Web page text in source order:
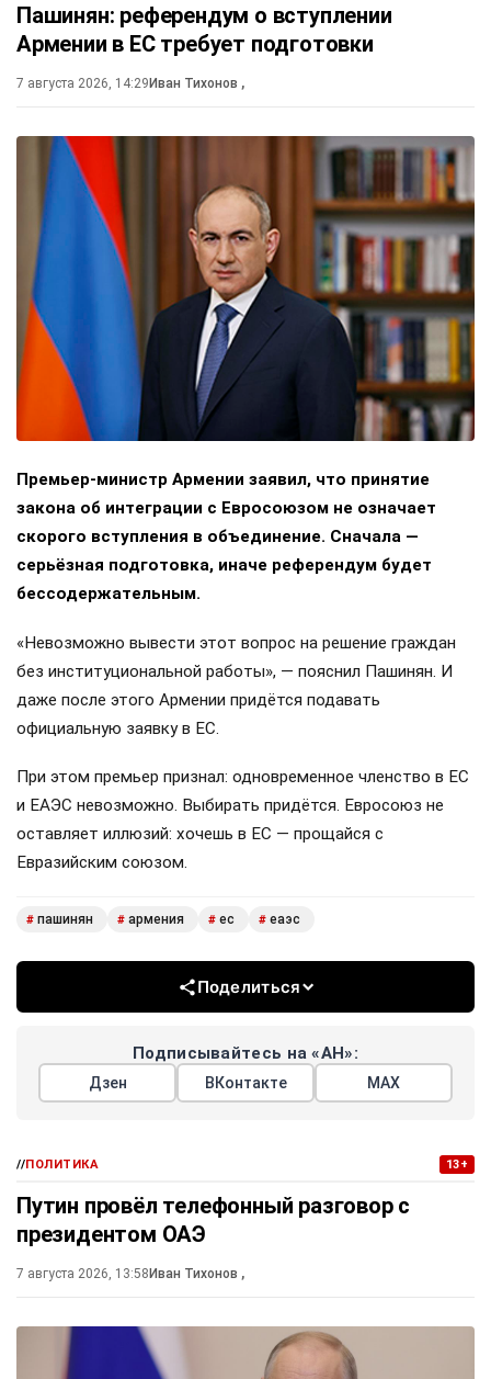
Пашинян: референдум о вступлении
Армении в ЕС требует подготовки
7 августа 2026, 14:29Иван Тихонов ,
Премьер-министр Армении заявил, что принятие
закона об интеграции с Евросоюзом не означает
скорого вступления в объединение. Сначала —
серьёзная подготовка, иначе референдум будет
бессодержательным.
«Невозможно вывести этот вопрос на решение граждан
без институциональной работы», — пояснил Пашинян. И
даже после этого Армении придётся подавать
официальную заявку в ЕС.
При этом премьер признал: одновременное членство в ЕС
и ЕАЭС невозможно. Выбирать придётся. Евросоюз не
оставляет иллюзий: хочешь в ЕС — прощайся с
Евразийским союзом.
# пашинян # армения # ес # еаэс
Поделиться
Подписывайтесь на «АН»:
Дзен ВКонтакте МАХ
//ПОЛИТИКА 13+
Путин провёл телефонный разговор с
президентом ОАЭ
7 августа 2026, 13:58 Иван Тихонов ,